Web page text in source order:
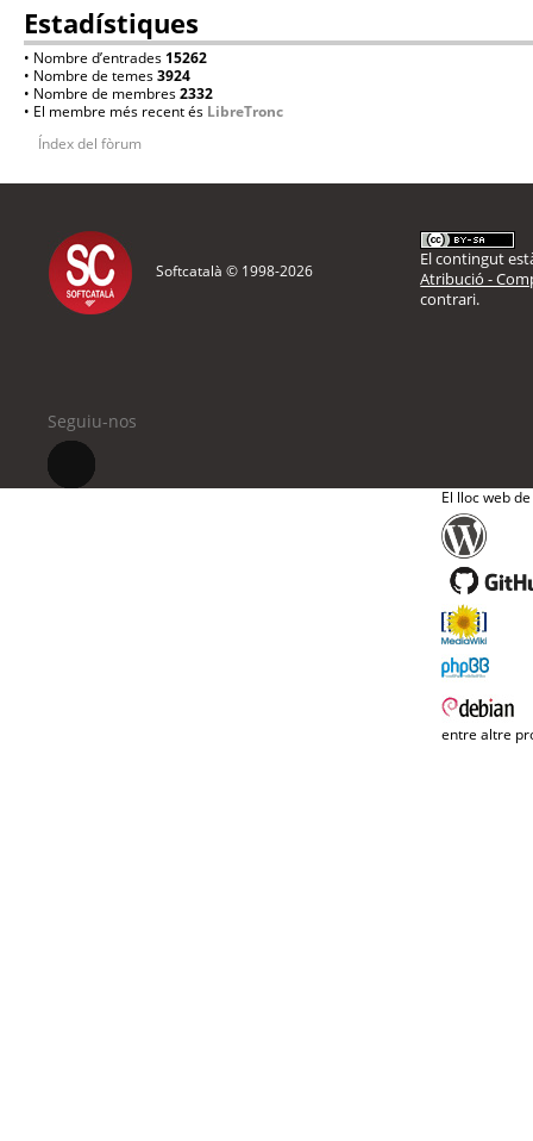
Estadístiques
• Nombre d’entrades 15262
• Nombre de temes3924
• Nombre de membres2332
• El membre més recent és LibreTronc
Índex del fòrum
Softcatalà © 1998-2026
El contingut
Atribució -
contrari.
Seguiu-nos
El lloc web
entre altre